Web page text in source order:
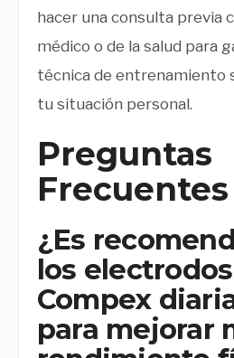
hacer una consulta previa
médico o de la salud para
técnica de entrenamiento
tu situación personal.
Preguntas
Frecuentes
¿Es
los
Compex
para mejorar